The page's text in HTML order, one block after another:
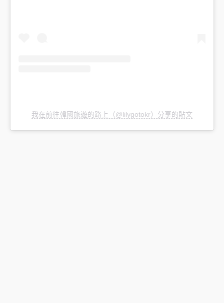
我在前往韓國旅遊的路上（@lilygotokr）分享的貼文